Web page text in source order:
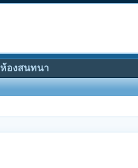
ห้องสนทนา